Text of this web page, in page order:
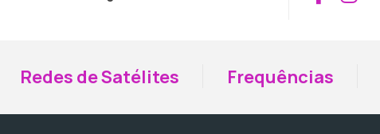
Redes de Satélites Frequências